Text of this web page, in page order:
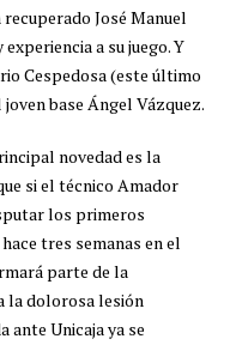
José Manuel
a su juego. Y
Cespedosa (este último
base Ángel Vázquez.
novedad es la
si el técnico Amador
los primeros
tres semanas en el
parte de la
la dolorosa lesión
ante Unicaja ya se